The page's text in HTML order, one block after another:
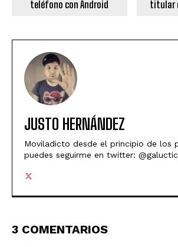
teléfono con Android titular
JUSTO HERNÁNDEZ
Moviladicto desde el principio de los
puedes seguirme en twitter:
3 COMENTARIOS